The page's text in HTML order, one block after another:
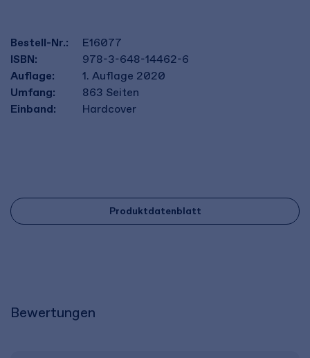
Bestell-Nr.:
E16077
ISBN:
978-3-648-14462-6
Auflage:
1. Auflage 2020
Umfang:
863 Seiten
Einband:
Hardcover
Produktdatenblatt
Bewertungen